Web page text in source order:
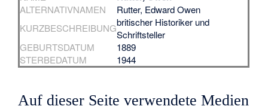
ALTERNATIVNAMEN
Rutter, Edward Owen
KURZBESCHREIBUNGbritischer Historiker und
Schriftsteller
GEBURTSDATUM
1889
STERBEDATUM
1944
Auf dieser Seite verwendete Medien